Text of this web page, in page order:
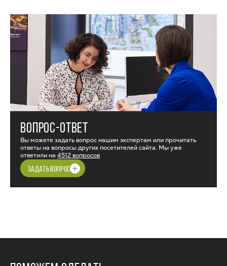
ВОПРОС-ОТВЕТ
Вы можете задать вопрос нашим экспертам или прочитать
ответы на вопросы других посетителей сайта. Мы уже
ответили на 4512 вопросов
ЗАДАТЬ ВОПРОС